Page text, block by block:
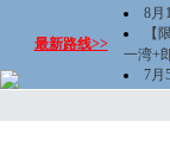
最新路线>>
8月
【
一湾+
7月